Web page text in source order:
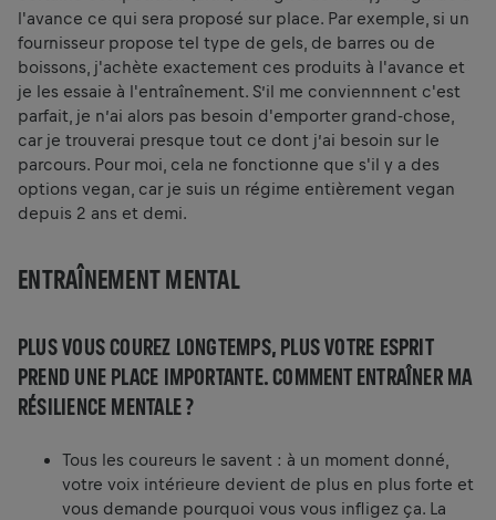
l'avance ce qui sera proposé sur place. Par exemple, si un
fournisseur propose tel type de gels, de barres ou de
boissons, j'achète exactement ces produits à l'avance et
je les essaie à l'entraînement. S’il me conviennnent c'est
parfait, je n’ai alors pas besoin d'emporter grand-chose,
car je trouverai presque tout ce dont j’ai besoin sur le
parcours. Pour moi, cela ne fonctionne que s'il y a des
options vegan, car je suis un régime entièrement vegan
depuis 2 ans et demi.
ENTRAÎNEMENT MENTAL
PLUS VOUS COUREZ LONGTEMPS, PLUS VOTRE ESPRIT
PREND UNE PLACE IMPORTANTE. COMMENT ENTRAÎNER MA
RÉSILIENCE MENTALE ?
Tous les coureurs le savent : à un moment donné,
votre voix intérieure devient de plus en plus forte et
vous demande pourquoi vous vous infligez ça. La